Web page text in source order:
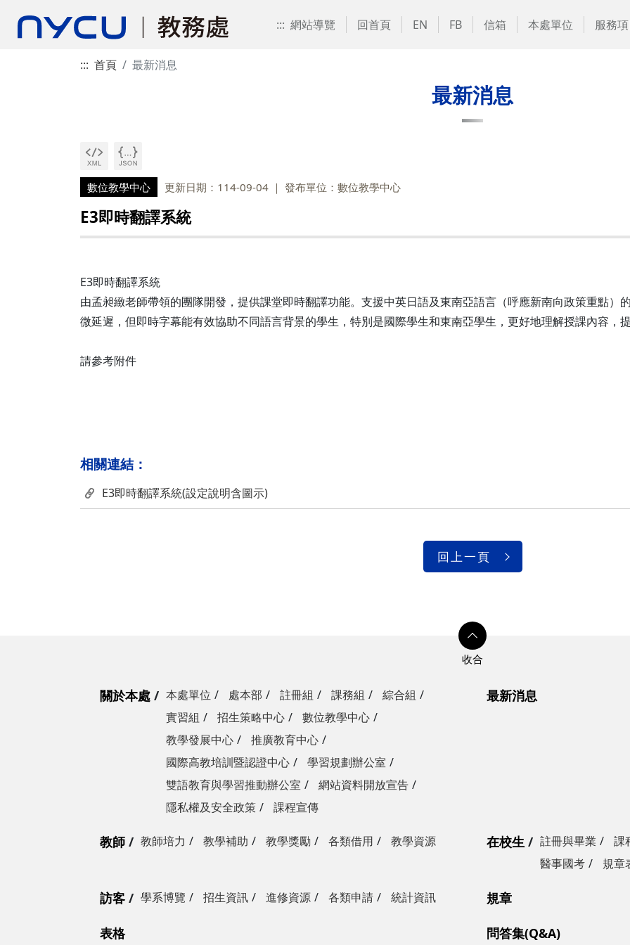
::: 網站導覽 回首頁 EN FB 信箱 本處單位 服務項
::: 首頁 最新消息
最新消息
數位教學中心 更新日期：114-09-04 發布單位：數位教學中心
E3即時翻譯系統
E3即時翻譯系統
由孟昶緻老師帶領的團隊開發，提供課堂即時翻譯功能。支援中英日語及東南亞語言（呼應新南向政策重點）
微延遲，但即時字幕能有效協助不同語言背景的學生，特別是國際學生和東南亞學生，更好地理解授課內容，提
請參考附件
相關連結：
E3即時翻譯系統(設定說明含圖示)
回上一頁
關於本處 本處單位 處本部 註冊組 課務組
綜合組
實習組
招生策略中心
數位教學中心
教學發展中心
推廣教育中心
國際高教培訓暨認證中心
學習規劃辦公室
雙語教育與學習推動辦公室
網站資料開放宣告
隱私權及安全政策
課程宣傳
最新消息
教師 教師培力 教學補助 教學獎勵 各類借用 教學資源 在校生 註冊與畢業 課
醫事國考
規章
訪客 學系博覽 招生資訊 進修資源 各類申請 統計資訊 規章
表格 問答集(Q&A)